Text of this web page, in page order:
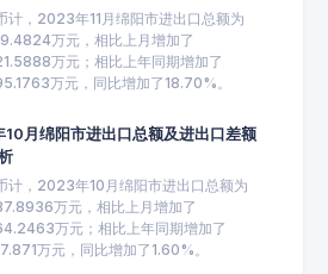
计，2023年11月绵阳市进出口总额为
万元，相比上月增加了
万元；相比上年同期增加了
万元，同比增加了18.70%。
月绵阳市进出口总额及进出口差额
计，2023年10月绵阳市进出口总额为
万元，相比上月增加了
万元；相比上年同期增加了
万元，同比增加了1.60%。